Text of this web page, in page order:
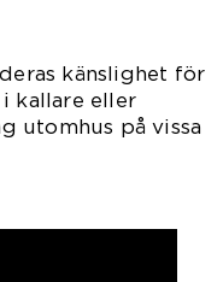
känslighet för
kallare eller
utomhus på vissa